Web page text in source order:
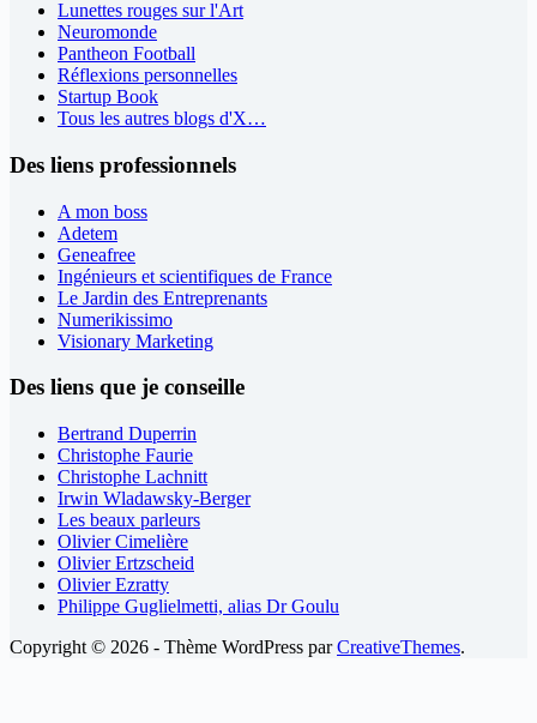
Lunettes rouges sur l'Art
Neuromonde
Pantheon Football
Réflexions personnelles
Startup Book
Tous les autres blogs d'X…
Des liens professionnels
A mon boss
Adetem
Geneafree
Ingénieurs et scientifiques de France
Le Jardin des Entreprenants
Numerikissimo
Visionary Marketing
Des liens que je conseille
Bertrand Duperrin
Christophe Faurie
Christophe Lachnitt
Irwin Wladawsky-Berger
Les beaux parleurs
Olivier Cimelière
Olivier Ertzscheid
Olivier Ezratty
Philippe Guglielmetti, alias Dr Goulu
Copyright © 2026 - Thème WordPress parCreativeThemes.